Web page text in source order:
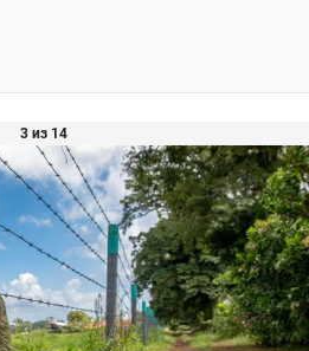
3 из 14